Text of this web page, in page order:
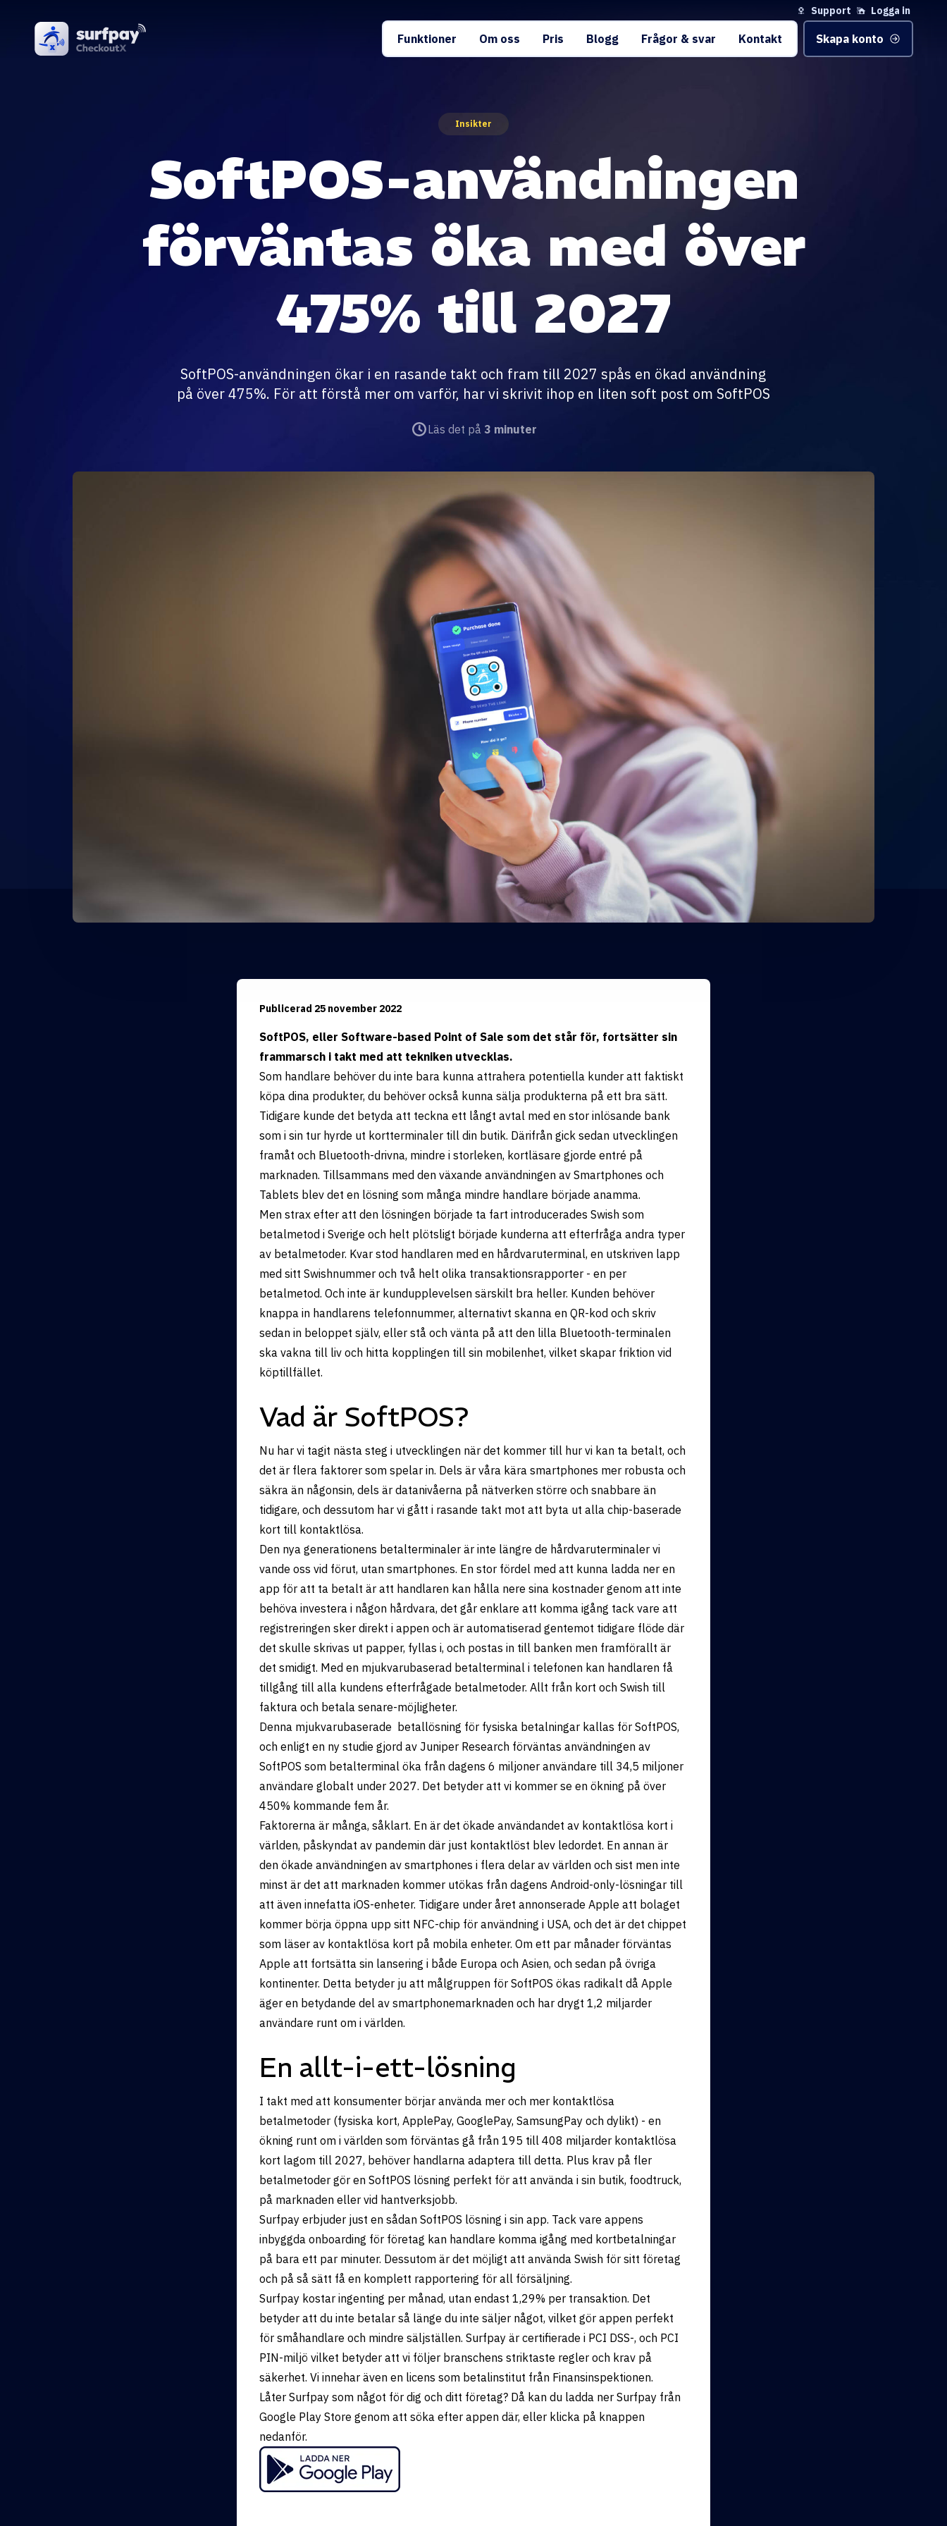
Support Logga in
Funktioner Om oss Pris Blogg Frågor & svar Kontakt Skapa konto
Insikter
SoftPOS-användningen
förväntas öka med över
475% till 2027
SoftPOS-användningen ökar i en rasande takt och fram till 2027 spås en ökad användning
på över 475%. För att förstå mer om varför, har vi skrivit ihop en liten soft post om SoftPOS
Läs det på 3 minuter
Publicerad 25 november 2022
SoftPOS, eller Software-based Point of Sale som det står för, fortsätter sin
frammarsch i takt med att tekniken utvecklas.
Som handlare behöver du inte bara kunna attrahera potentiella kunder att faktiskt
köpa dina produkter, du behöver också kunna sälja produkterna på ett bra sätt.
Tidigare kunde det betyda att teckna ett långt avtal med en stor inlösande bank
som i sin tur hyrde ut kortterminaler till din butik. Därifrån gick sedan utvecklingen
framåt och Bluetooth-drivna, mindre i storleken, kortläsare gjorde entré på
marknaden. Tillsammans med den växande användningen av Smartphones och
Tablets blev det en lösning som många mindre handlare började anamma.
Men strax efter att den lösningen började ta fart introducerades Swish som
betalmetod i Sverige och helt plötsligt började kunderna att efterfråga andra typer
av betalmetoder. Kvar stod handlaren med en hårdvaruterminal, en utskriven lapp
med sitt Swishnummer och två helt olika transaktionsrapporter - en per
betalmetod. Och inte är kundupplevelsen särskilt bra heller. Kunden behöver
knappa in handlarens telefonnummer, alternativt skanna en QR-kod och skriv
sedan in beloppet själv, eller stå och vänta på att den lilla Bluetooth-terminalen
ska vakna till liv och hitta kopplingen till sin mobilenhet, vilket skapar friktion vid
köptillfället.
Vad är SoftPOS?
Nu har vi tagit nästa steg i utvecklingen när det kommer till hur vi kan ta betalt, och
det är flera faktorer som spelar in. Dels är våra kära smartphones mer robusta och
säkra än någonsin, dels är datanivåerna på nätverken större och snabbare än
tidigare, och dessutom har vi gått i rasande takt mot att byta ut alla chip-baserade
kort till kontaktlösa.
Den nya generationens betalterminaler är inte längre de hårdvaruterminaler vi
vande oss vid förut, utan smartphones. En stor fördel med att kunna ladda ner en
app för att ta betalt är att handlaren kan hålla nere sina kostnader genom att inte
behöva investera i någon hårdvara, det går enklare att komma igång tack vare att
registreringen sker direkt i appen och är automatiserad gentemot tidigare flöde där
det skulle skrivas ut papper, fyllas i, och postas in till banken men framförallt är
det smidigt. Med en mjukvarubaserad betalterminal i telefonen kan handlaren få
tillgång till alla kundens efterfrågade betalmetoder. Allt från kort och Swish till
faktura och betala senare-möjligheter.
Denna mjukvarubaserade betallösning för fysiska betalningar kallas för SoftPOS,
och enligt en ny studie gjord av Juniper Research förväntas användningen av
SoftPOS som betalterminal öka från dagens 6 miljoner användare till 34,5 miljoner
användare globalt under 2027. Det betyder att vi kommer se en ökning på över
450% kommande fem år.
Faktorerna är många, såklart. En är det ökade användandet av kontaktlösa kort i
världen, påskyndat av pandemin där just kontaktlöst blev ledordet. En annan är
den ökade användningen av smartphones i flera delar av världen och sist men inte
minst är det att marknaden kommer utökas från dagens Android-only-lösningar till
att även innefatta iOS-enheter. Tidigare under året annonserade Apple att bolaget
kommer börja öppna upp sitt NFC-chip för användning i USA, och det är det chippet
som läser av kontaktlösa kort på mobila enheter. Om ett par månader förväntas
Apple att fortsätta sin lansering i både Europa och Asien, och sedan på övriga
kontinenter. Detta betyder ju att målgruppen för SoftPOS ökas radikalt då Apple
äger en betydande del av smartphonemarknaden och har drygt 1,2 miljarder
användare runt om i världen.
En allt-i-ett-lösning
I takt med att konsumenter börjar använda mer och mer kontaktlösa
betalmetoder (fysiska kort, ApplePay, GooglePay, SamsungPay och dylikt) - en
ökning runt om i världen som förväntas gå från 195 till 408 miljarder kontaktlösa
kort lagom till 2027, behöver handlarna adaptera till detta. Plus krav på fler
betalmetoder gör en SoftPOS lösning perfekt för att använda i sin butik, foodtruck,
på marknaden eller vid hantverksjobb.
Surfpay erbjuder just en sådan SoftPOS lösning i sin app. Tack vare appens
inbyggda onboarding för företag kan handlare komma igång med kortbetalningar
på bara ett par minuter. Dessutom är det möjligt att använda Swish för sitt företag
och på så sätt få en komplett rapportering för all försäljning.
Surfpay kostar ingenting per månad, utan endast 1,29% per transaktion. Det
betyder att du inte betalar så länge du inte säljer något, vilket gör appen perfekt
för småhandlare och mindre säljställen. Surfpay är certifierade i PCI DSS-, och PCI
PIN-miljö vilket betyder att vi följer branschens striktaste regler och krav på
säkerhet. Vi innehar även en licens som betalinstitut från Finansinspektionen.
Låter Surfpay som något för dig och ditt företag? Då kan du ladda ner Surfpay från
Google Play Store genom att söka efter appen där, eller klicka på knappen
nedanför.